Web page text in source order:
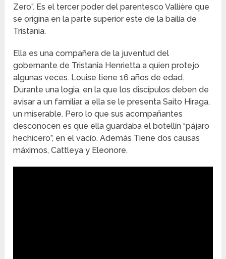
Zero”. Es el tercer poder del parentesco Vallière que
se origina en la parte superior este de la bailía de
Tristania.
Ella es una compañera de la juventud del
gobernante de Tristania Henrietta a quien protejo
algunas veces. Louise tiene 16 años de edad.
Durante una logia, en la que los discípulos deben de
avisar a un familiar, a ella se le presenta Saito Hiraga,
un miserable. Pero lo que sus acompañantes
desconocen es que ella guardaba el botellín “pájaro
hechicero”, en el vacío. Además Tiene dos causas
máximos, Cattleya y Eleonore.